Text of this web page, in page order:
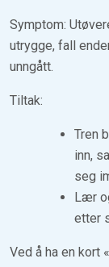
Symptom:
utrygge, fall
unngått.
Tiltak:
Tren
inn,
seg
Lær
etter
Ved å ha en kort